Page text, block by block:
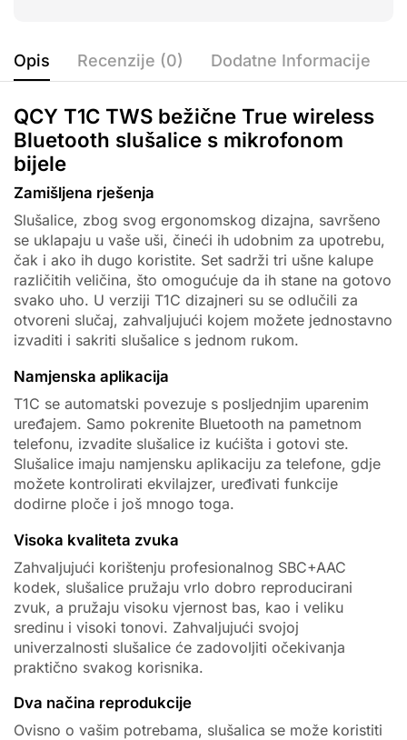
Opis Recenzije (0) Dodatne Informacije
QCY T1C TWS bežične True wireless
Bluetooth slušalice s mikrofonom
bijele
Zamišljena rješenja
Slušalice, zbog svog ergonomskog dizajna, savršeno
se uklapaju u vaše uši, čineći ih udobnim za upotrebu,
čak i ako ih dugo koristite. Set sadrži tri ušne kalupe
različitih veličina, što omogućuje da ih stane na gotovo
svako uho. U verziji T1C dizajneri su se odlučili za
otvoreni slučaj, zahvaljujući kojem možete jednostavno
izvaditi i sakriti slušalice s jednom rukom.
Namjenska aplikacija
T1C se automatski povezuje s posljednjim uparenim
uređajem. Samo pokrenite Bluetooth na pametnom
telefonu, izvadite slušalice iz kućišta i gotovi ste.
Slušalice imaju namjensku aplikaciju za telefone, gdje
možete kontrolirati ekvilajzer, uređivati funkcije
dodirne ploče i još mnogo toga.
Visoka kvaliteta zvuka
Zahvaljujući korištenju profesionalnog SBC+AAC
kodek, slušalice pružaju vrlo dobro reproducirani
zvuk, a pružaju visoku vjernost bas, kao i veliku
sredinu i visoki tonovi. Zahvaljujući svojoj
univerzalnosti slušalice će zadovoljiti očekivanja
praktično svakog korisnika.
Dva načina reprodukcije
Ovisno o vašim potrebama, slušalica se može koristiti